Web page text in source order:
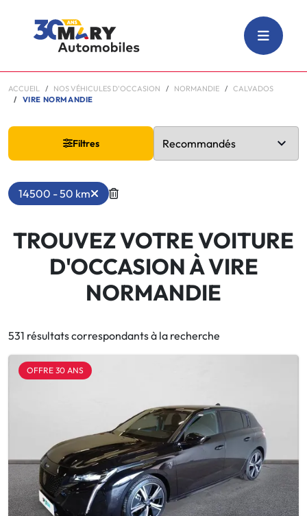
ACCUEIL NOS VÉHICULES D'OCCASION NORMANDIE
CALVADOS
VIRE NORMANDIE
Filtres
14500 - 50 km
TROUVEZ VOTRE VOITURE
D'OCCASION À VIRE
NORMANDIE
531 résultats correspondants à la recherche
OFFRE 30 ANS